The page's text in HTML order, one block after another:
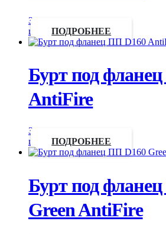
Запросить
цену
ПОДРОБНЕЕ
Бурт под
AntiFire
Запросить
цену
ПОДРОБНЕЕ
Бурт под
Green AntiFire